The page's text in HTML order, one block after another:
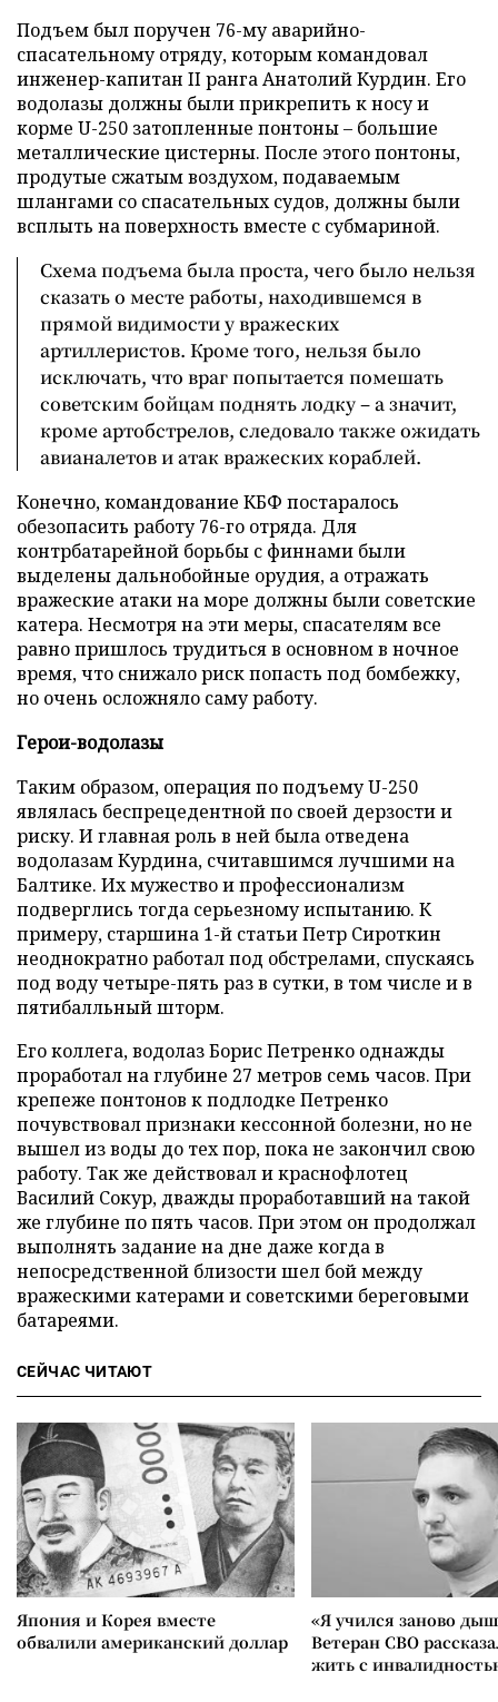
Подъем был поручен 76-му аварийно-
спасательному отряду, которым командовал
инженер-капитан II ранга Анатолий Курдин. Его
водолазы должны были прикрепить к носу и
корме U-250 затопленные понтоны – большие
металлические цистерны. После этого понтоны,
продутые сжатым воздухом, подаваемым
шлангами со спасательных судов, должны были
всплыть на поверхность вместе с субмариной.
Схема подъема была проста, чего было нельзя
сказать о месте работы, находившемся в
прямой видимости у вражеских
артиллеристов. Кроме того, нельзя было
исключать, что враг попытается помешать
советским бойцам поднять лодку – а значит,
кроме артобстрелов, следовало также ожидать
авианалетов и атак вражеских кораблей.
Конечно, командование КБФ постаралось
обезопасить работу 76-го отряда. Для
контрбатарейной борьбы с финнами были
выделены дальнобойные орудия, а отражать
вражеские атаки на море должны были советские
катера. Несмотря на эти меры, спасателям все
равно пришлось трудиться в основном в ночное
время, что снижало риск попасть под бомбежку,
но очень осложняло саму работу.
Герои-водолазы
Таким образом, операция по подъему U-250
являлась беспрецедентной по своей дерзости и
риску. И главная роль в ней была отведена
водолазам Курдина, считавшимся лучшими на
Балтике. Их мужество и профессионализм
подверглись тогда серьезному испытанию. К
примеру, старшина 1-й статьи Петр Сироткин
неоднократно работал под обстрелами, спускаясь
под воду четыре-пять раз в сутки, в том числе и в
пятибалльный шторм.
Его коллега, водолаз Борис Петренко однажды
проработал на глубине 27 метров семь часов. При
крепеже понтонов к подлодке Петренко
почувствовал признаки кессонной болезни, но не
вышел из воды до тех пор, пока не закончил свою
работу. Так же действовал и краснофлотец
Василий Сокур, дважды проработавший на такой
же глубине по пять часов. При этом он продолжал
выполнять задание на дне даже когда в
непосредственной близости шел бой между
вражескими катерами и советскими береговыми
батареями.
СЕЙЧАС ЧИТАЮТ
Япония и Корея вместе
обвалили американский доллар
«Я учился заново
Ветеран СВО
жить с